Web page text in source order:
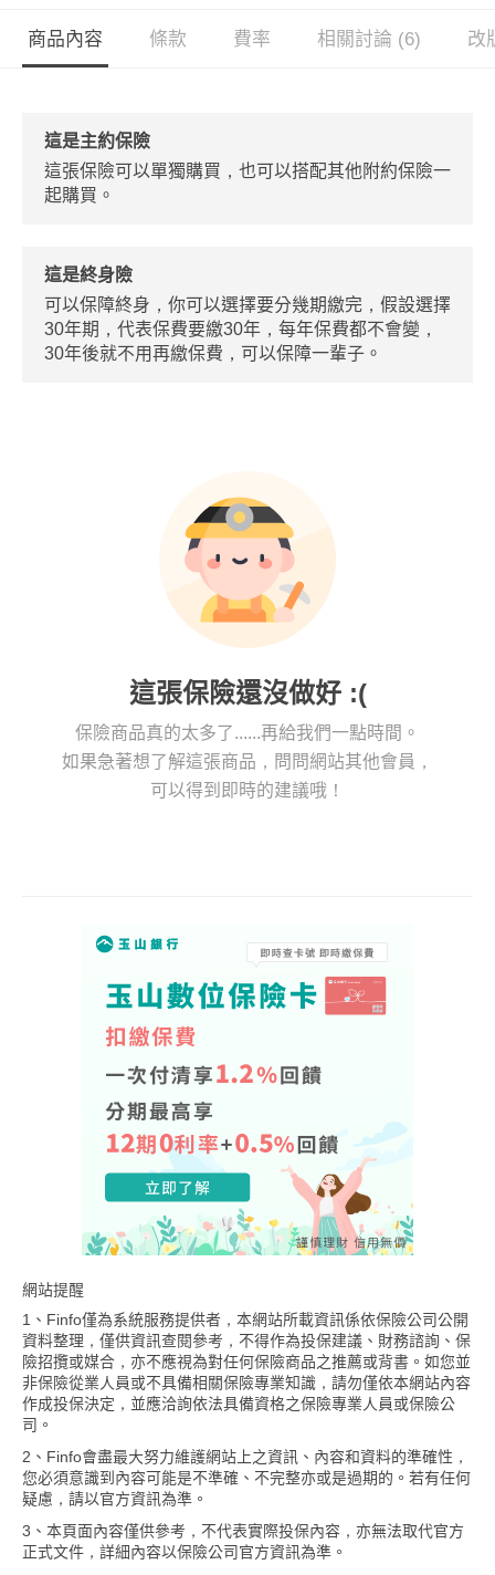
商品內容 條款 費率 相關討論 (6) 改
這是主約保險
這張保險可以單獨購買，也可以搭配其他附約保險一
起購買。
這是終身險
可以保障終身，你可以選擇要分幾期繳完，假設選擇
30年期，代表保費要繳30年，每年保費都不會變，
30年後就不用再繳保費，可以保障一輩子。
這張保險還沒做好 :(
保險商品真的太多了......再給我們一點時間。
如果急著想了解這張商品，問問網站其他會員，
可以得到即時的建議哦！
網站提醒
1、Finfo僅為系統服務提供者，本網站所載資訊係依保險公司公開
資料整理，僅供資訊查閱參考，不得作為投保建議、財務諮詢、保
險招攬或媒合，亦不應視為對任何保險商品之推薦或背書。如您並
非保險從業人員或不具備相關保險專業知識，請勿僅依本網站內容
作成投保決定，並應洽詢依法具備資格之保險專業人員或保險公
司。
2、Finfo會盡最大努力維護網站上之資訊、內容和資料的準確性，
您必須意識到內容可能是不準確、不完整亦或是過期的。若有任何
疑慮，請以官方資訊為準。
3、本頁面內容僅供參考，不代表實際投保內容，亦無法取代官方
正式文件，詳細內容以保險公司官方資訊為準。